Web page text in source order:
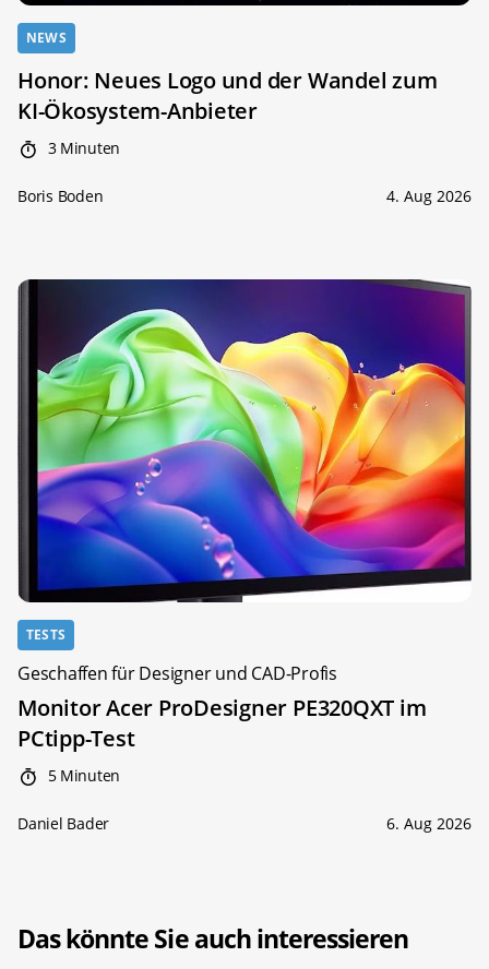
NEWS
Honor: Neues Logo und der Wandel zum
KI-Ökosystem-Anbieter
3 Minuten
Boris Boden 4. Aug 2026
TESTS
Geschaffen für Designer und CAD-Profis
Monitor Acer ProDesigner PE320QXT im
PCtipp-Test
5 Minuten
Daniel Bader 6. Aug 2026
Das könnte Sie auch interessieren